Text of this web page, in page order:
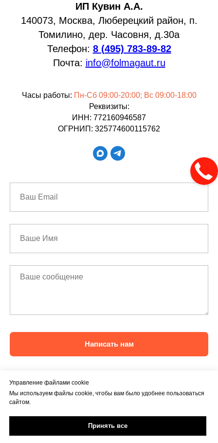
ИП Кувин А.А.
140073, Москва, Люберецкий район, п.
Томилино, дер. Часовня, д.30а
Телефон: 8 (495) 783-89-82
Почта: info@folmagaut.ru
Часы работы: Пн-Сб 09:00-20:00; Вс 09:00-18:00
Реквизиты:
ИНН: 772160946587
ОГРНИП: 325774600115762
Написать нам
Управление файлами cookie
Мы используем файлы cookie, чтобы вам было удобнее пользоваться
сайтом.
Принять все